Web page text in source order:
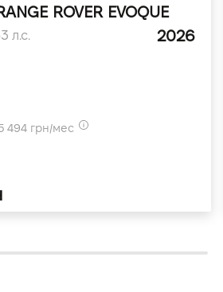
ROVER EVOQUE
л.с. 2026
494 грн/мес